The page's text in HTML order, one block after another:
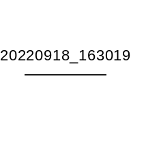
20220918_163019